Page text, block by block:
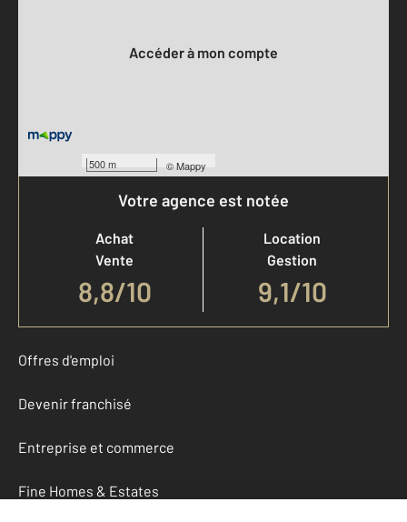
500 m ©Mappy
Accéder à mon compte
Votre agence est notée
Achat
Vente
8,8/10
Location
Gestion
9,1/10
Offres d'emploi
Devenir franchisé
Entreprise et commerce
Fine Homes & Estates